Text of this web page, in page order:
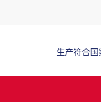
生产符合